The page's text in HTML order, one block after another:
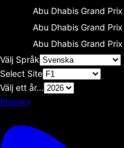
Abu Dhabis Grand Prix
Abu Dhabis Grand Prix
Abu Dhabis Grand Prix
Välj Språk
Select Site
Välj ett år...
Bluesky